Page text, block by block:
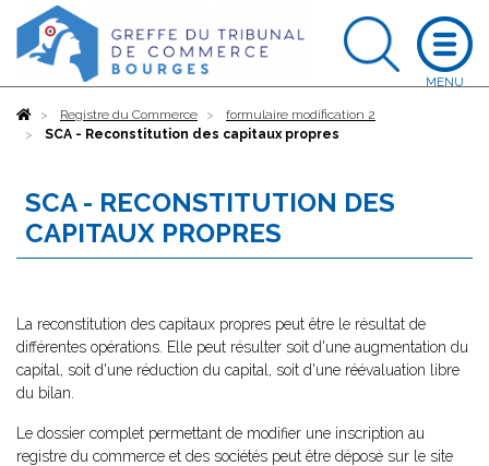
AccueilRegistre du Commerce
formulaire modification 2
SCA - Reconstitution des capitaux propres
SCA - RECONSTITUTION DES
CAPITAUX PROPRES
La reconstitution des capitaux propres peut être le résultat de
différentes opérations. Elle peut résulter soit d'une augmentation du
capital, soit d'une réduction du capital, soit d'une réévaluation libre
du bilan.
Le dossier complet permettant de modifier une inscription au
registre du commerce et des sociétés peut être déposé sur le site